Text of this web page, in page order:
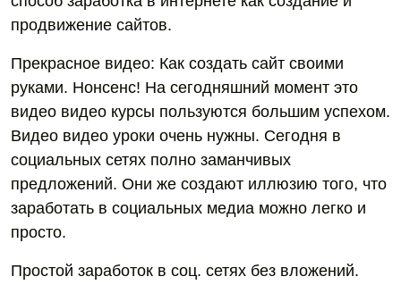
продвижение сайтов.
Прекрасное видео: Как создать сайт своими
руками. Нонсенс! На сегодняшний момент это
видео видео курсы пользуются большим успехом.
Видео видео уроки очень нужны. Сегодня в
социальных сетях полно заманчивых
предложений. Они же создают иллюзию того, что
заработать в социальных медиа можно легко и
просто.
Простой заработок в соц. сетях без вложений.